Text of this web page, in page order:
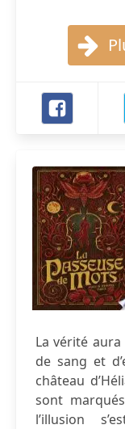
La vérité
de sang et
château
sont
l’illusion